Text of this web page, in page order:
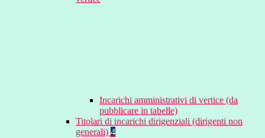
Incarichi amministrativi di vertice (da
pubblicare in tabelle)
Titolari di incarichi dirigenziali (dirigenti non
generali) 4